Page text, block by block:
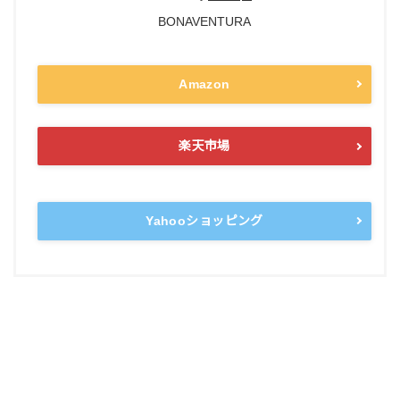
BONAVENTURA
Amazon
楽天市場
Yahooショッピング